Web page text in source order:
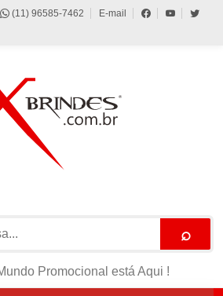
(11) 96585-7462 E-mail
⌕
Promocional está Aqui !